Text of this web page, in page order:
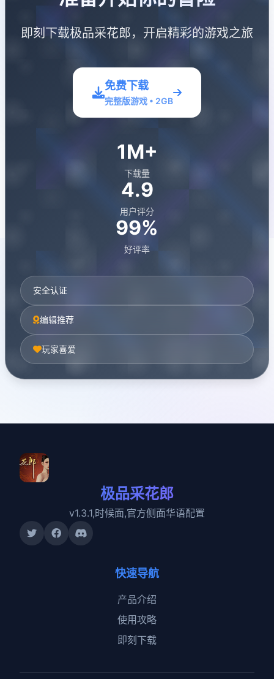
即刻下载极品采花郎，开启精彩的游戏之旅
免费下载
完整版游戏 • 2GB
1M+
下载量
4.9
用户评分
99%
好评率
安全认证
编辑推荐
玩家喜爱
极品采花郎
v1.3.1,时候面,官方侧面华语配置
快速导航
产品介绍
使用攻略
即刻下载